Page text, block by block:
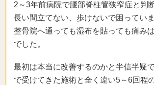
2～3年前病院で腰部脊柱管狭窄症と判
長い間立てない、歩けないで困っていま
整骨院へ通っても湿布を貼っても痛み
でした。
最初は本当に改善するのかと半信半疑
で受けてきた施術と全く違い5～6回程